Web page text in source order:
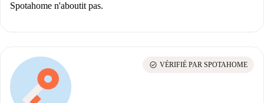
Spotahome n'aboutit pas.
check_circle VÉRIFIÉ PAR SPOTAHOME